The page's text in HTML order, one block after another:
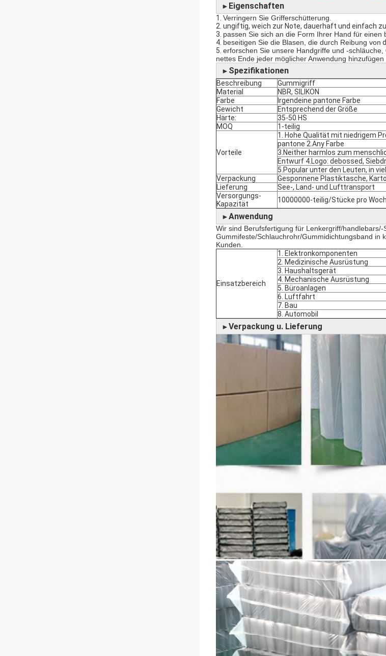
► Eigenschaften
1. Verringern Sie Grifferschütterung
2. ungiftig, weich zur Note, dauerhaft und einfach
3. passen Sie sich an die Form Ihrer Hand für einen
4. beseitigen Sie die Blasen, die durch Reibung von
5. erforschen Sie unsere Handgriffe und -
nettes Ende jeder möglicher Anwendung hinzufügen
► Spezifikationen
Beschreibung
Gummigriff
Material
NBR, SILIKON
Farbe
Irgendeine pantone Farbe
Gewicht
Entsprechend der Größe
Härte:
35-50 HS
MOQ
1-teilig
Vorteile
1. Hohe Qualität mit niedrigem
pantone 2.Any Farbe
3.Neither harmlos zum
Entwurf 4.Logo: debossed,
5.Popular unter den Leuten, in
Verpackung
Gesponnene Plastiktasche,
Lieferung
See-, Land- und Lufttransport
Versorgungs-
Kapazität
10000000-teilig/Stücke pro
►Anwendung
Wir sind Berufsfertigung für Lenkergriff/
Gummifeste/Schlauchrohr/Gummidichtungsband
Kunden.
Einsatzbereich
1. Elektronkomponenten
2. Medizinische Ausrüstung
3. Haushaltsgerät
4. Mechanische Ausrüstung
5. Büroanlagen
6. Luftfahrt
7. Bau
8. Automobil
►Verpackung u. Lieferung